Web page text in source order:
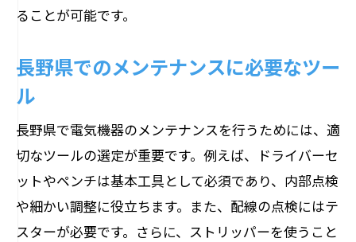
ることが可能です。
長野県でのメンテナンスに必要なツー
ル
長野県で電気機器のメンテナンスを行うためには、適
切なツールの選定が重要です。例えば、ドライバーセ
ットやペンチは基本工具として必須であり、内部点検
や細かい調整に役立ちます。また、配線の点検にはテ
スターが必要です。さらに、ストリッパーを使うこと